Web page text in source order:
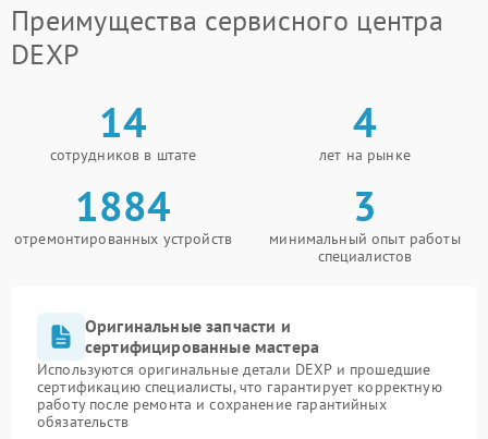
Преимущества сервисного центра
DEXP
14
сотрудников в штате
4
лет на рынке
1884
отремонтированных устройств
3
минимальный опыт работы
специалистов
Оригинальные запчасти и
сертифицированные мастера
Используются оригинальные детали DEXP и прошедшие
сертификацию специалисты, что гарантирует корректную
работу после ремонта и сохранение гарантийных
обязательств